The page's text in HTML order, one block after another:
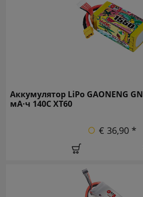
Аккумулятор LiPo GAONENG
мА·ч 140C XT60
€ 36,90 *